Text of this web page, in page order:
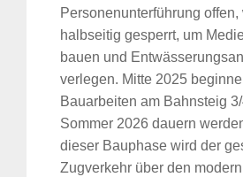
Personenunterführung
halbseitig gesperrt, um
bauen und
verlegen. Mitte 2025
Bauarbeiten am Bahnsteig
Sommer 2026 dauern
dieser Bauphase wird der
Zugverkehr über den